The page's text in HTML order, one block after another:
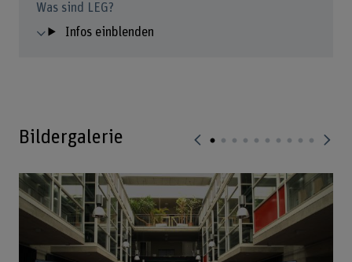
Was sind LEG?
Infos einblenden
Bildergalerie